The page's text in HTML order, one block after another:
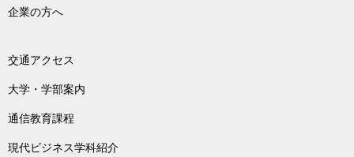
企業の方へ
交通アクセス
大学・学部案内
通信教育課程
現代ビジネス学科紹介